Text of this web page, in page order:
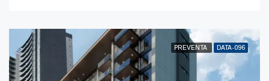
PREVENTA DATA-096